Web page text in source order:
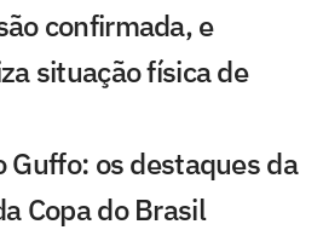
confirmada, e
situação física de
os destaques da
Copa do Brasil